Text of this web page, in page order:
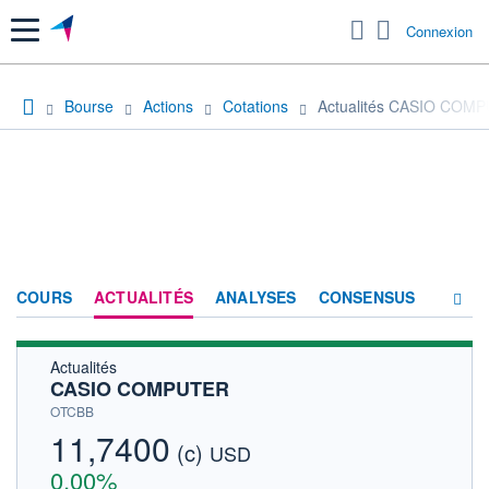
Menu Connexion
Bourse Actions Cotations Actualités CASIO
COURS ACTUALITÉS ANALYSES CONSENSUS
ACTIONNAIRES
Actualités
CASIO COMPUTER
OTCBB
11,7400 (c) USD
0,00%